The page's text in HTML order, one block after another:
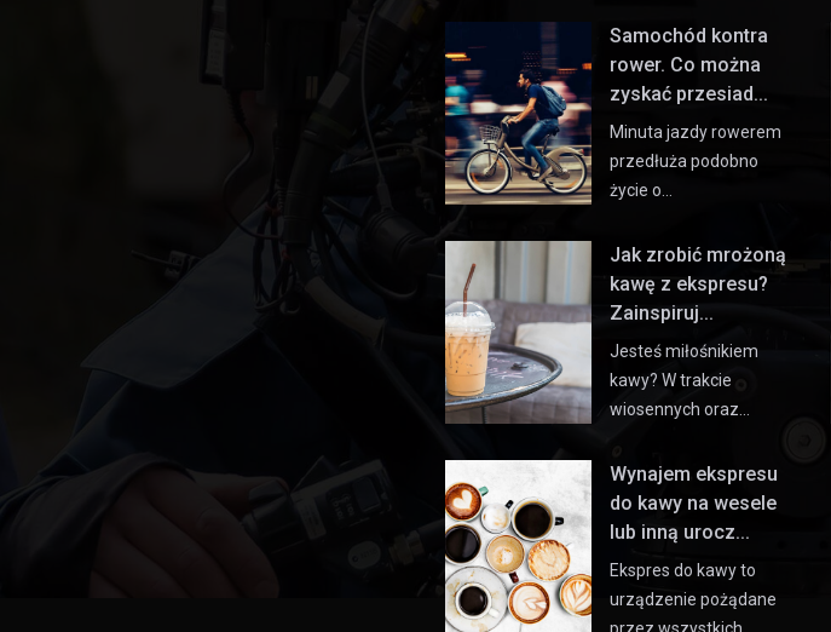
Samochód kontra
rower. Co można
zyskać przesiad...
Minuta jazdy rowerem
przedłuża podobno
życie o…
Jak zrobić mrożoną
kawę z ekspresu?
Zainspiruj...
Jesteś miłośnikiem
kawy? W trakcie
wiosennych oraz…
Wynajem ekspresu
do kawy na wesele
lub inną urocz...
Ekspres do kawy to
urządzenie pożądane